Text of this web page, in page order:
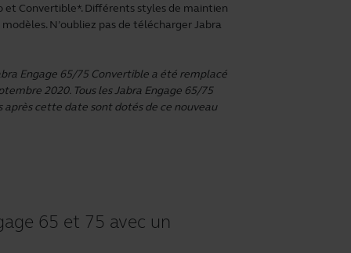
et Convertible*. Différents styles de maintien
N’oubliez pas de téléchargerJabra
Engage 65/75 Convertible a été remplacé
2020. Tous les Jabra Engage 65/75
après cette date sont dotés de ce nouveau
65 et 75 avec un